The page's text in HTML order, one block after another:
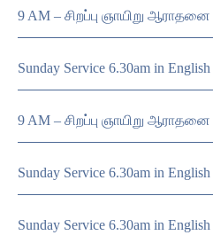
9 AM – சிறப்பு ஞாயிறு ஆராதனை
Sunday Service 6.30am in
9 AM – சிறப்பு ஞாயிறு ஆராதனை
Sunday Service 6.30am in
Sunday Service 6.30am in